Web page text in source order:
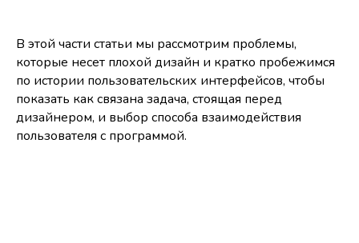
В этой части статьи мы рассмотрим проблемы,
которые несет плохой дизайн и кратко пробежимся
по истории пользовательских интерфейсов, чтобы
показать как связана задача, стоящая перед
дизайнером, и выбор способа взаимодействия
пользователя с программой.